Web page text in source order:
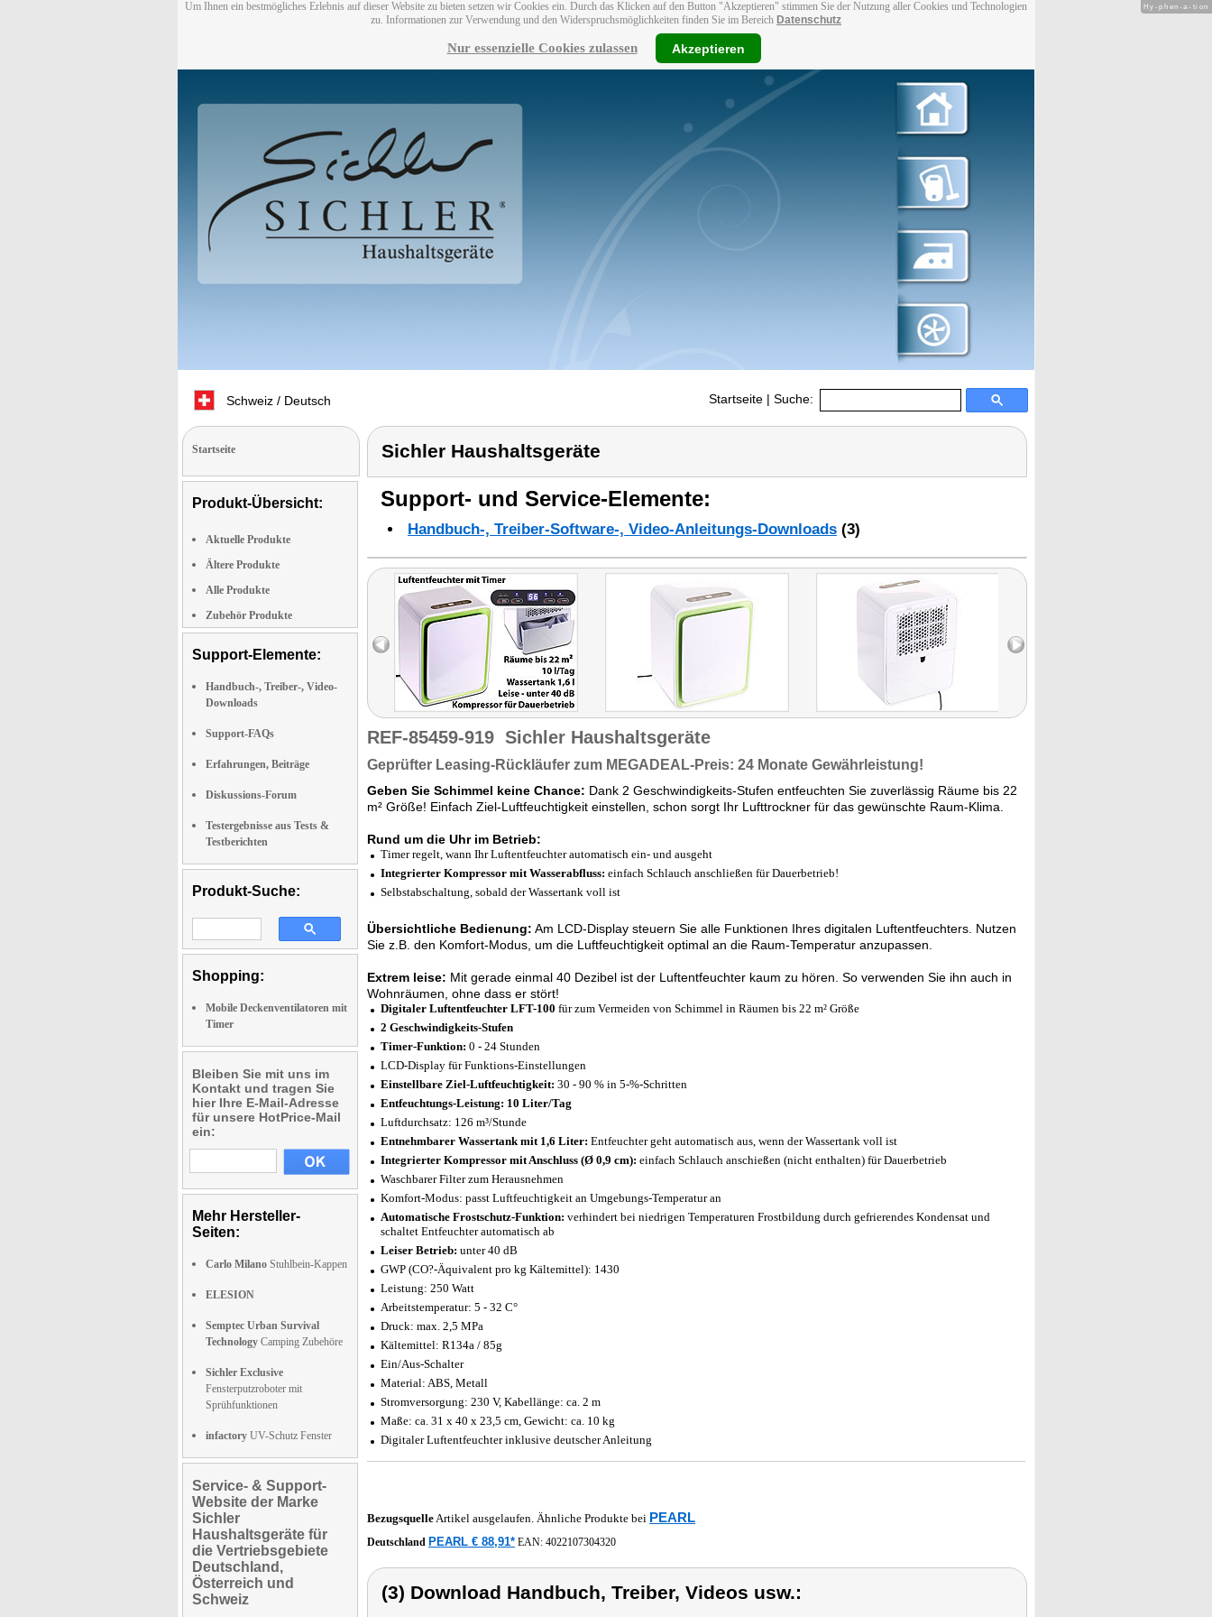
Um Ihnen ein bestmögliches Erlebnis auf dieser Website zu bieten setzen wir Cookies ein. Durch das Klicken auf den Button "Akzeptieren" stimmen Sie der Nutzung aller Cookies und Technologien
zu. Informationen zur Verwendung und den Widerspruchsmöglichkeiten finden Sie im Bereich Datenschutz
Nur essenzielle Cookies zulassen Akzeptieren
Schweiz / Deutsch Startseite | Suche:
Startseite
Produkt-Übersicht:
Aktuelle Produkte
Ältere Produkte
Alle Produkte
Zubehör Produkte
Support-Elemente:
Handbuch-, Treiber-, Video-
Downloads
Support-FAQs
Erfahrungen, Beiträge
Diskussions-Forum
Testergebnisse aus Tests &
Testberichten
Produkt-Suche:
Shopping:
Mobile Deckenventilatoren mit
Timer
Bleiben Sie mit uns im
Kontakt und tragen Sie
hier Ihre E-Mail-Adresse
für unsere HotPrice-Mail
ein:
Mehr Hersteller-
Seiten:
Carlo Milano Stuhlbein-Kappen
ELESION
Semptec Urban Survival
Technology Camping Zubehöre
Sichler Exclusive
Fensterputzroboter mit
Sprühfunktionen
infactory UV-Schutz Fenster
Service- & Support-
Website der Marke
Sichler
Haushaltsgeräte für
die Vertriebsgebiete
Deutschland,
Österreich und
Schweiz
Sichler Haushaltsgeräte
Support- und Service-Elemente:
Handbuch-, Treiber-Software-, Video-Anleitungs-Downloads (3)
REF-85459-919 Sichler Haushaltsgeräte
Geprüfter Leasing-Rückläufer zum MEGADEAL-Preis: 24 Monate Gewährleistung!
Geben Sie Schimmel keine Chance: Dank 2 Geschwindigkeits-Stufen entfeuchten Sie zuverlässig Räume bis 22
m² Größe! Einfach Ziel-Luftfeuchtigkeit einstellen, schon sorgt Ihr Lufttrockner für das gewünschte Raum-Klima.
Rund um die Uhr im Betrieb:
Timer regelt, wann Ihr Luftentfeuchter automatisch ein- und ausgeht
Integrierter Kompressor mit Wasserabfluss: einfach Schlauch anschließen für Dauerbetrieb!
Selbstabschaltung, sobald der Wassertank voll ist
Übersichtliche Bedienung: Am LCD-Display steuern Sie alle Funktionen Ihres digitalen Luftentfeuchters. Nutzen
Sie z.B. den Komfort-Modus, um die Luftfeuchtigkeit optimal an die Raum-Temperatur anzupassen.
Extrem leise: Mit gerade einmal 40 Dezibel ist der Luftentfeuchter kaum zu hören. So verwenden Sie ihn auch in
Wohnräumen, ohne dass er stört!
Digitaler Luftentfeuchter LFT-100 für zum Vermeiden von Schimmel in Räumen bis 22 m² Größe
2 Geschwindigkeits-Stufen
Timer-Funktion: 0 - 24 Stunden
LCD-Display für Funktions-Einstellungen
Einstellbare Ziel-Luftfeuchtigkeit: 30 - 90 % in 5-%-Schritten
Entfeuchtungs-Leistung: 10 Liter/Tag
Luftdurchsatz: 126 m³/Stunde
Entnehmbarer Wassertank mit 1,6 Liter: Entfeuchter geht automatisch aus, wenn der Wassertank voll ist
Integrierter Kompressor mit Anschluss (Ø 0,9 cm): einfach Schlauch anschießen (nicht enthalten) für Dauerbetrieb
Waschbarer Filter zum Herausnehmen
Komfort-Modus: passt Luftfeuchtigkeit an Umgebungs-Temperatur an
Automatische Frostschutz-Funktion: verhindert bei niedrigen Temperaturen Frostbildung durch gefrierendes Kondensat und
schaltet Entfeuchter automatisch ab
Leiser Betrieb: unter 40 dB
GWP (CO?-Äquivalent pro kg Kältemittel): 1430
Leistung: 250 Watt
Arbeitstemperatur: 5 - 32 C°
Druck: max. 2,5 MPa
Kältemittel: R134a / 85g
Ein/Aus-Schalter
Material: ABS, Metall
Stromversorgung: 230 V, Kabellänge: ca. 2 m
Maße: ca. 31 x 40 x 23,5 cm, Gewicht: ca. 10 kg
Digitaler Luftentfeuchter inklusive deutscher Anleitung
BezugsquelleArtikel ausgelaufen. Ähnliche Produkte bei PEARL
Deutschland PEARL € 88,91* EAN: 4022107304320
(3) Download Handbuch, Treiber, Videos usw.:
Hy-phen-a-tion